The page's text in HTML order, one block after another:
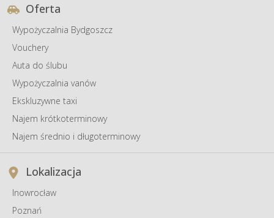
Oferta
Wypożyczalnia Bydgoszcz
Vouchery
Auta do ślubu
Wypożyczalnia vanów
Ekskluzywne taxi
Najem krótkoterminowy
Najem średnio i długoterminowy
Lokalizacja
Inowrocław
Poznań